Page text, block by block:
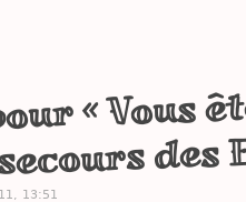
« Vous
des
13:51